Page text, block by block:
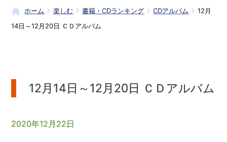
ホーム 楽しむ 書籍・CDランキング CDアルバム
12月
14日～12月20日 ＣＤアルバム
12月14日～12月20日 ＣＤアルバム
2020年12月22日